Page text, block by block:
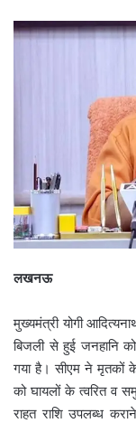
लखनऊ
मुख्यमंत्री योगी
बिजली से हुई जनहानि
गया है। सीएम ने मृतकों
को घायलों के त्वरित व
राहत राशि उपलब्ध